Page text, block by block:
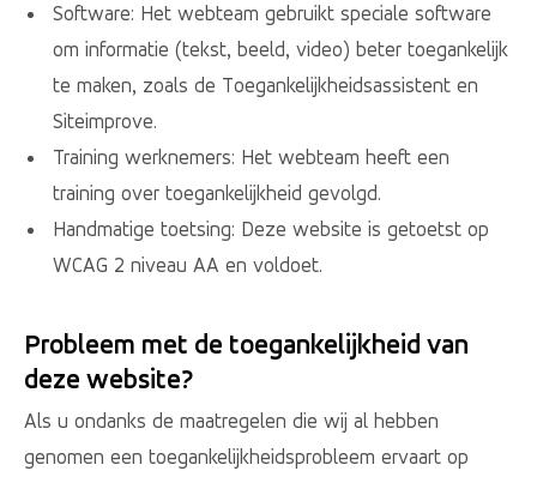
Software: Het webteam gebruikt speciale software
om informatie (tekst, beeld, video) beter toegankelijk
te maken, zoals de Toegankelijkheidsassistent en
Siteimprove.
Training werknemers: Het webteam heeft een
training over toegankelijkheid gevolgd.
Handmatige toetsing: Deze website is getoetst op
WCAG 2 niveau AA en voldoet.
Probleem met de toegankelijkheid van
deze website?
Als u ondanks de maatregelen die wij al hebben
genomen een toegankelijkheidsprobleem ervaart op